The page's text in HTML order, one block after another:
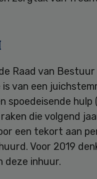
Raad van
van een
spoedeisende hulp
die volgend
een tekort aan
Voor 2019
deze inhuur.